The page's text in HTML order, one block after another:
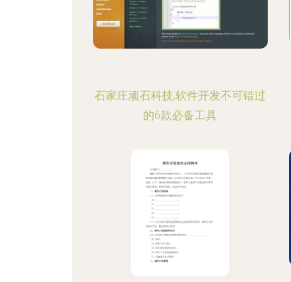
石家庄顽石科技,软件开发不可错过
的6款必备工具